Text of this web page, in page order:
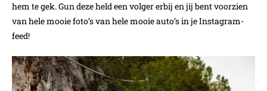
hem te gek. Gun deze held een volger erbij en jij bent voorzien
van hele mooie foto’s van hele mooie auto’s in je Instagram-
feed!